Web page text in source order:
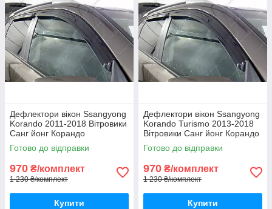
Дефлектори вікон Ssangyong
Korando 2011-2018 Вітровики
Санг йонг Корандо
дефлектори 4шт з 2011 по
2018
Готово до відправки
970 ₴/комплект
1 230 ₴/комплект
Купити
Дефлектори вікон Ssangyong
Korando Turismo 2013-2018
Вітровики Санг йонг Корандо
Туризмо дефлектори 4шт з
2013 по 2018
Готово до відправки
970 ₴/комплект
1 230 ₴/комплект
Купити